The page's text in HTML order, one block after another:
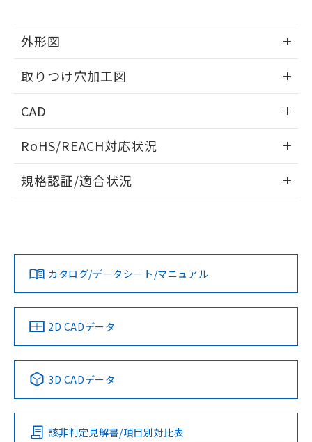
外形図
取りつけ穴加工図
CAD
ドすることができます。
ログイン/会員登録
ダウンロードデータをご利用いただく前に、以下を必ずお読
みください。
ソフトウェアの使用条件
RoHS/REACH対応状況
EU RoHS 注意事項・凡例
対応済み
中国 RoHS 注意事項・凡例
Pb Hg Cd Cr(VI)
O
規格認証/適合状況
LR型式承認
（イギリス
船舶規格）
DNV型式承認
（ノルウェー
BV型式承認
（フランス
KR型式
（韓国
No No No No
この製品の規格認証/適合状況ページへ
その他の認証はこちらのページからご検索ください
カタログ/データシート/マニュアル
2D CADデータ
3D CADデータ
該非判定見解書/項目別対比表
※本証明書は発行日時点で非含有を証明す
るもので、過去に遡って非含有を証明する
また、RoHS指令のフタル酸エステル類４
物質の対応では、対応完了までの期間は出
荷製品に未対応品が混在することから備考
既に当社にて対応品への在庫切替を完了
していることから、特段のことがない限
り、2022年1月12日より割愛しておりま